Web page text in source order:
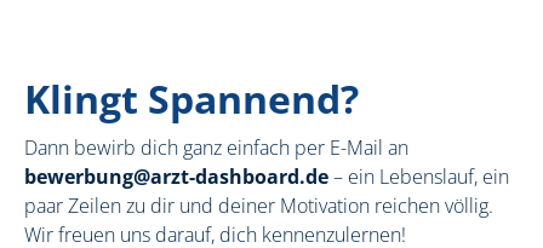
Klingt Spannend?
Dann bewirb dich ganz einfach per E-Mail an
bewerbung@arzt-dashboard.de– ein Lebenslauf, ein
paar Zeilen zu dir und deiner Motivation reichen völlig.
Wir freuen uns darauf, dich kennenzulernen!